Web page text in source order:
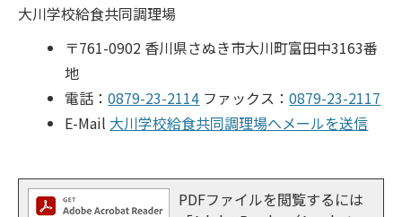
大川学校給食共同調理場
〒761-0902 香川県さぬき市大川町富田中3163番
地
電話：0879-23-2114 ファックス：0879-23-2117
E-Mail 大川学校給食共同調理場へメールを送信
PDFファイルを閲覧するには